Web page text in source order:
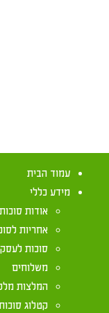
עמוד הבית
מידע כללי
אודות
אחריות
סוכות
משלוחים
המלצות
קטלוג